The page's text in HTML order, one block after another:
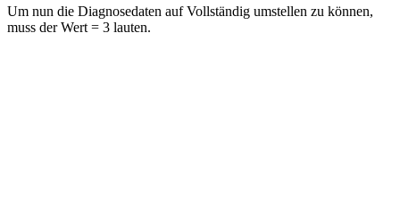
Um nun die Diagnosedaten auf Vollständig umstellen zu können,
muss der Wert = 3 lauten.